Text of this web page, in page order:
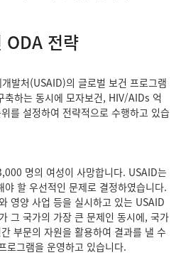
ODA 전략
발처(USAID)의 글로벌 보건 프로그램
축하는 동시에 모자보건, HIV/AIDs 억
를 설정하여 전략적으로 수행하고 있습
명의 여성이 사망합니다. USAID는
할 우선적인 문제로 결정하였습니다.
영양 사업 등을 실시하고 있는 USAID
그 국가의 가장 큰 문제인 동시에, 국가
부문의 자원을 활용하여 결과를 낼 수
로그램을 운영하고 있습니다.